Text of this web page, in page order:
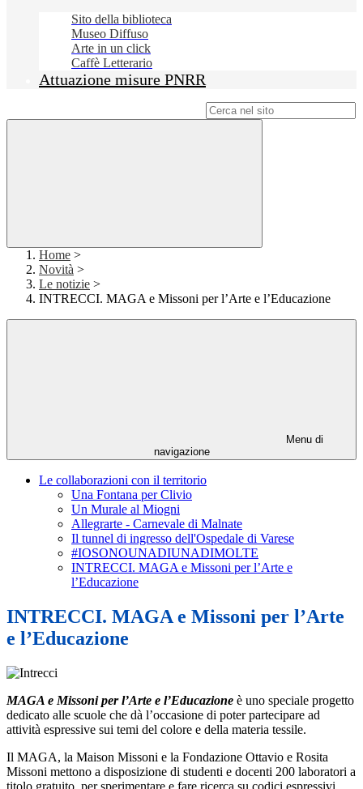
Sito della biblioteca
Museo Diffuso
Arte in un click
Caffè Letterario
Attuazione misure PNRR
Home >
Novità >
Le notizie >
INTRECCI. MAGA e Missoni per l’Arte e l’Educazione
Menu di
navigazione
Le collaborazioni con il territorio
Una Fontana per Clivio
Un Murale al Miogni
Allegrarte - Carnevale di Malnate
Il tunnel di ingresso dell'Ospedale di Varese
#IOSONOUNADIUNADIMOLTE
INTRECCI. MAGA e Missoni per l’Arte e
l’Educazione
INTRECCI. MAGA e Missoni per l’Arte
e l’Educazione
MAGA e Missoni per l’Arte e l’Educazione è uno speciale progetto
dedicato alle scuole che dà l’occasione di poter partecipare ad
attività espressive sui temi del colore e della materia tessile.
Il MAGA, la Maison Missoni e la Fondazione Ottavio e Rosita
Missoni mettono a disposizione di studenti e docenti 200 laboratori a